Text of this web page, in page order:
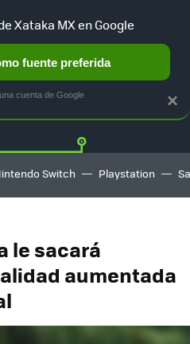
Twitter
Switch Playstation
le sacará
aumentada
×
Xataka MX en Google
fuente preferida
cuenta de Google